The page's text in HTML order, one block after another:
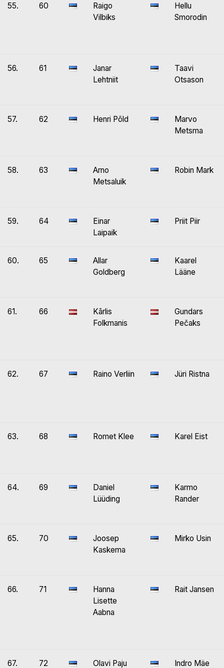
55. 60
Raigo
Vilbiks
Hellu
Smorodin
56. 61
Janar
Lehtniit
Taavi
Otsason
57. 62 Henri Põld
Marvo
Metsma
58. 63
Arno
Metsaluik
Robin Mark
59. 64
Einar
Laipaik
Priit Piir
60. 65
Allar
Goldberg
Kaarel
Lääne
61. 66
Kārlis
Folkmanis
Gundars
Pečaks
62. 67 Raino Verliin Jüri Ristna
63. 68 Romet Klee Karel Eist
64. 69
Daniel
Lüüding
Karmo
Rander
65. 70
Joosep
Kaskema
Mirko Usin
66. 71
Hanna
Lisette
Aabna
Rait Jansen
67. 72 Olavi Paju Indro Mäe